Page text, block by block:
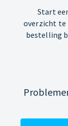
Start
overzicht te
bestelling